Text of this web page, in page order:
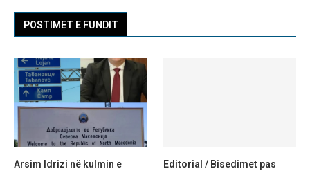
POSTIMET E FUNDIT
Arsim Idrizi në kulmin e
Editorial / Bisedimet pas